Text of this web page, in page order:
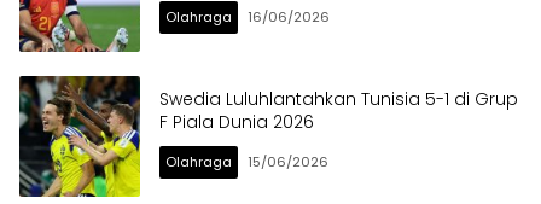
Olahraga 16/06/2026
Swedia Luluhlantahkan Tunisia 5-1 di Grup
F Piala Dunia 2026
Olahraga 15/06/2026